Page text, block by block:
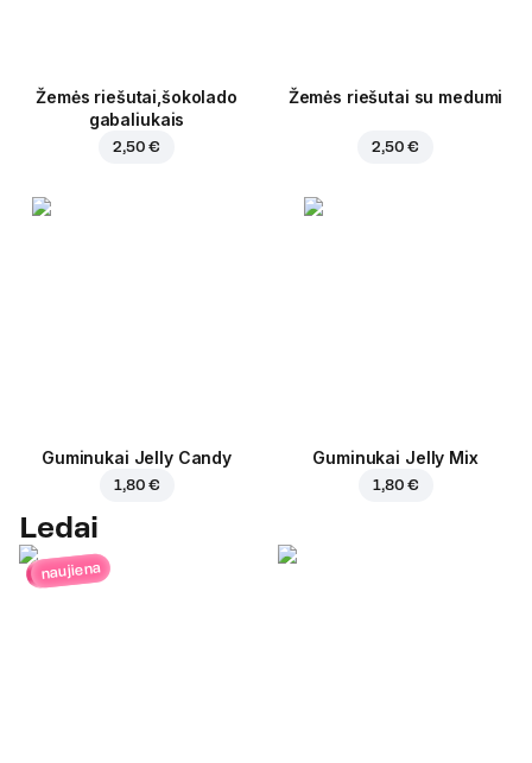
Žemės riešutai,šokolado
gabaliukais
2,50 €
Žemės riešutai su medumi
2,50 €
Guminukai Jelly Candy
1,80 €
Guminukai Jelly Mix
1,80 €
Ledai
naujiena